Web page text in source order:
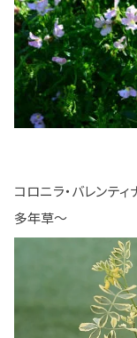
コロニラ・バレン
多年草～